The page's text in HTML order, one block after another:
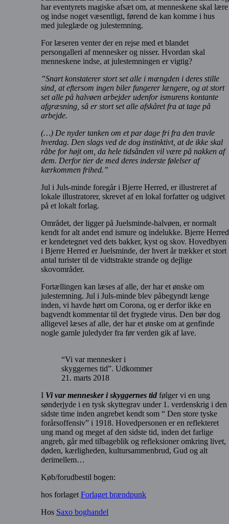
har eventyrets magiske afsæt om, at menneskene skal lære
og indse noget væsentligt, førend de kan komme i hus
med juleglæde og julestemning.
For læseren venter der en rejse med et blandet
persongalleri af mennesker og nisser. Hvordan skal
menneskene indse, at julestemningen er vigtig?
”Snart konstaterer stort set alle i mængden i deres stille
sind, at eftersom ingen biler fungerer længere, og at stort
set alle på halvøen arbejder udenfor ismurens kontante
afgræsning, så er stort set alle afskåret fra at tage på
arbejde.
(…) De nyder tanken om et par dage fri fra den travle
hverdag. Den slags ved de dog instinktivt, at de ikke skal
råbe for højt om, da hele tidsånden vil være på nakken af
dem. Derfor tier de med deres inderste følelser af
kærkommen frihed.”
Jul i Juls-minde foregår i Bjerre Herred, er illustreret af
lokale illustratorer, skrevet af en lokal forfatter og udgivet
på et lokalt forlag.
Området, der ligger på Juelsminde-halvøen, er normalt
kendt for alt andet end ismure og indelukke. Bjerre Herred
er kendetegnet ved dets bakker, kyst og skov. Hovedbyen
i Bjerre Herred er Juelsminde, der hvert år trækker et stort
antal turister til de vidtstrakte strande og dejlige
skovområder.
Fortællingen kan læses af alle, der har et ønske om
julestemning. Jul i Juls-minde blev påbegyndt længe
inden, vi havde hørt om Corona, og er derfor ikke en
bagvendt kommentar til det frygtede virus. Den bør dog
alligevel læses af alle, der har et ønske om at genfinde
nogle gamle juledyder fra før verden gik af lave.
“Vi var mennesker i
skyggernes tid”. Udkommer
21. marts 2018
I Vi var mennesker i skyggernes tid følger vi en ung
sønderjyde i en tysk skyttegrav under 1. verdenskrig i den
sidste time inden angrebet kendt som “ Den store tyske
forårsoffensiv” i 1918. Hovedpersonen er en reflekteret
ung mand og meget af den sidste tid, inden det farlige
angreb, går med tilbageblik og refleksioner omkring livet,
døden, kærligheden, kultursammenbrud, Gud og alt
derimellem…
Køb/forudbestil bogen:
hos forlaget Forlaget brændpunk
Hos Saxo boghandel